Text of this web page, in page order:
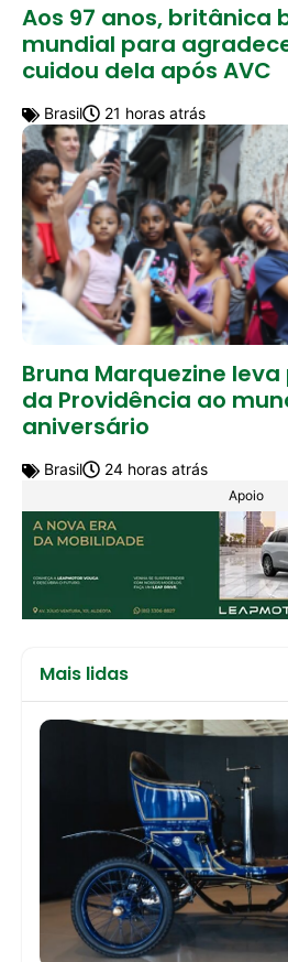
Aos 97 anos, britânica
mundial para
cuidou dela após AVC
Brasil 21 horas atrás
Bruna Marquezine
da Providência ao
aniversário
Brasil 24 horas atrás
Apoio
Mais lidas